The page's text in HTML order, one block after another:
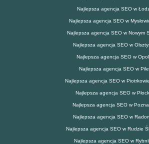
Najlepsza agencja SEO w
Najlepsza agencja SEO w
Najlepsza agencja SEO w Nowym
Najlepsza agencja SEO w
Najlepsza agencja SEO w
Najlepsza agencja SEO w Pile
Najlepsza agencja SEO w
Najlepsza agencja SEO w
Najlepsza agencja SEO w
Najlepsza agencja SEO w
Najlepsza agencja SEO w Rudzie
Najlepsza agencja SEO w